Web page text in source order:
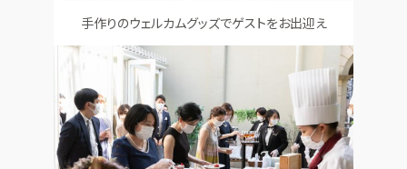
手作りのウェルカムグッズでゲストをお出迎え